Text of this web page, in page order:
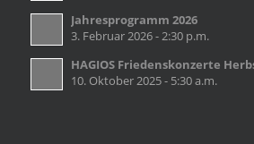
Jahresprogramm 2026
3. Februar 2026 - 2:30 p.m.
HAGIOS Friedenskonzerte
10. Oktober 2025 - 5:30 a.m.